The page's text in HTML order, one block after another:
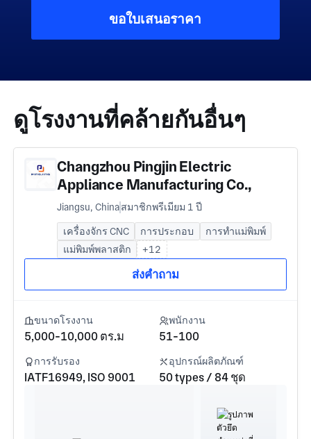
ขอใบเสนอราคา
ดูโรงงานที่คล้ายกันอื่นๆ
Changzhou Pingjin Electric
Appliance Manufacturing Co.,
Ltd./Changzhou Pingjing
Machinery Manufacturing Co., Ltd
Jiangsu, Chinaสมาชิกพรีเมียม 1 ปี
เครื่องจักร CNC การประกอบ
การทำแม่พิมพ์
แม่พิมพ์พลาสติก
+12
ส่งคำถาม
ขนาดโรงงาน
5,000-10,000 ตร.ม
พนักงาน
51-100
การรับรอง
IATF16949, ISO 9001
อุปกรณ์ผลิตภัณฑ์
50 types / 84 ชุด